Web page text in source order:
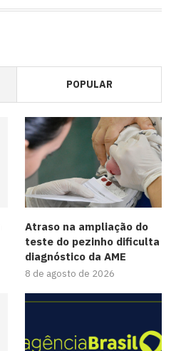
POPULAR
Atraso na ampliação do
teste do pezinho dificulta
diagnóstico da AME
8 de agosto de 2026